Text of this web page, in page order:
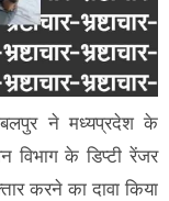
ने मध्यप्रदेश के
विभाग के डिप्टी रेंजर
करने का दावा किया